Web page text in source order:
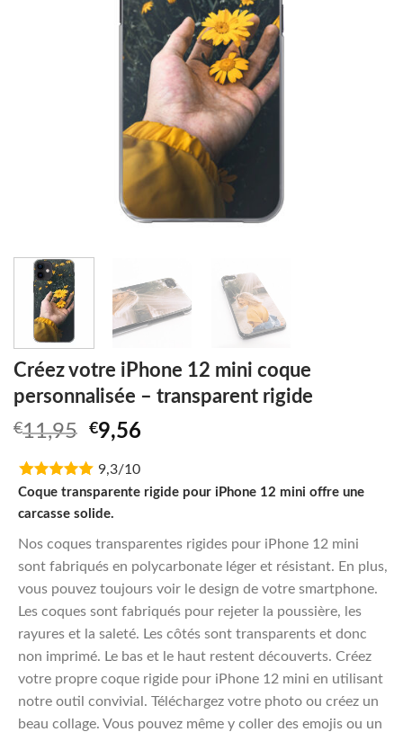
Créez votre iPhone 12 mini coque
personnalisée – transparent rigide
€11,95 Original
was:
€11,95.
€9,56
€9,56.
9,3/10
Coque transparente rigide pour iPhone 12 mini offre une
carcasse solide.
Nos coques transparentes rigides pour iPhone 12 mini
sont fabriqués en polycarbonate léger et résistant. En plus,
vous pouvez toujours voir le design de votre smartphone.
Les coques sont fabriqués pour rejeter la poussière, les
rayures et la saleté. Les côtés sont transparents et donc
non imprimé. Le bas et le haut restent découverts. Créez
votre propre coque rigide pour iPhone 12 mini en utilisant
notre outil convivial. Téléchargez votre photo ou créez un
beau collage. Vous pouvez même y coller des emojis ou un